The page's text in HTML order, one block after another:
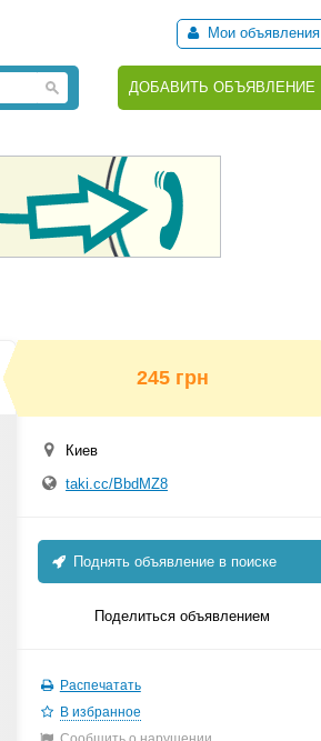
Мои объявления
ДОБАВИТЬ ОБЪЯВЛЕНИЕ
245 грн
Киев
taki.cc/BbdMZ8
Поднять объявление в поиске
Поделиться объявлением
Распечатать
В избранное